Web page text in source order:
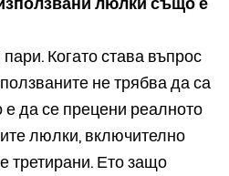
Когато става въпрос
не трябва да са
да се прецени реалното
люлки, включително
третирани. Ето защо